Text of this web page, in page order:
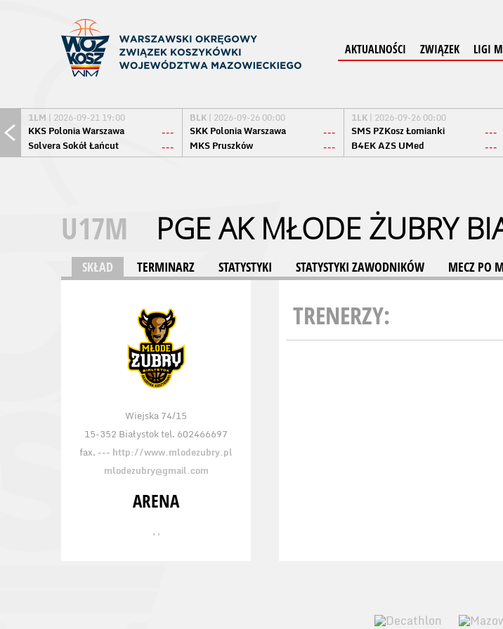
AKTUALNOŚCI ZWIĄZEK LIGI
1LM | 2026-09-21 19:00
KKS Polonia Warszawa
---
Solvera Sokół Łańcut
---
BLK | 2026-09-26 00:00
SKK Polonia Warszawa
---
MKS Pruszków
---
1LK | 2026-09-26 00:00
SMS PZKosz Łomianki
---
B4EK AZS UMed
---
U17M PGE AK MŁODE ŻUBRY
SKŁAD TERMINARZ STATYSTYKI STATYSTYKI ZAWODNIKÓW MECZ PO
Wiejska 74/15
15-352 Białystok tel. 602466697
fax. --- http://www.mlodezubry.pl
mlodezubry@gmail.com
ARENA
, ,
TRENERZY: